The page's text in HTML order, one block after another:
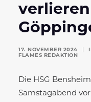
17. NOVEMBER 2024
FLAMES REDAKTION
Die HSG
Samstagabend